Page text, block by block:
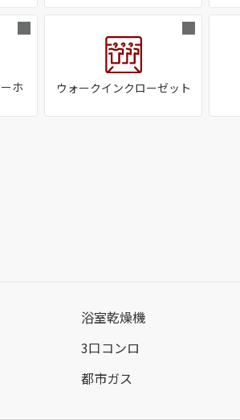
ホ
ウォークインクローゼット
浴室乾燥機
3口コンロ
都市ガス